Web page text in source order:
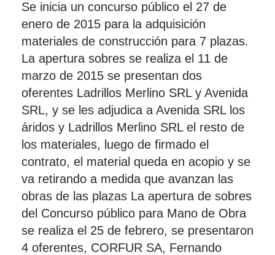
Se inicia un concurso público el 27 de
enero de 2015 para la adquisición
materiales de construcción para 7 plazas.
La apertura sobres se realiza el 11 de
marzo de 2015 se presentan dos
oferentes Ladrillos Merlino SRL y Avenida
SRL, y se les adjudica a Avenida SRL los
áridos y Ladrillos Merlino SRL el resto de
los materiales, luego de firmado el
contrato, el material queda en acopio y se
va retirando a medida que avanzan las
obras de las plazas La apertura de sobres
del Concurso público para Mano de Obra
se realiza el 25 de febrero, se presentaron
4 oferentes, CORFUR SA, Fernando